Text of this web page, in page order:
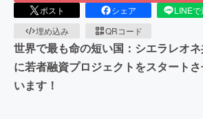
ポスト シェア LINEで
埋め込み
QRコード
世界で最も命の短い国：シエラレオ
に若者融資プロジェクトをスタート
います！